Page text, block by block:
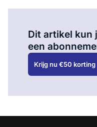
Dit artikel kun
een
Krijg nu €50 korting